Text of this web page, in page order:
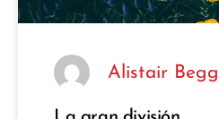
Alistair Begg